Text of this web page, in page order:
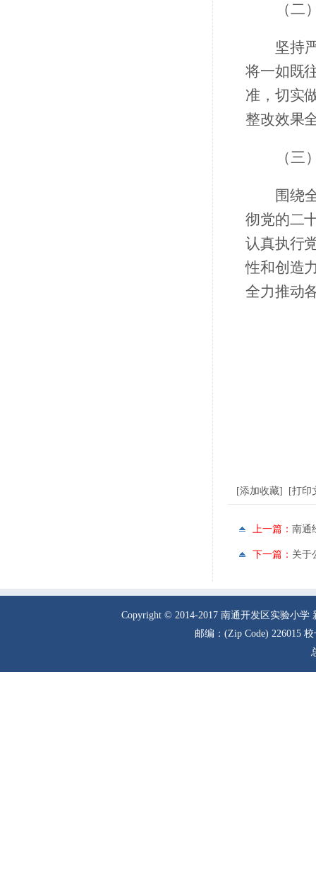
（二
坚持
将一如既
准，切实
整改效果
（三
围绕
彻党的二
认真执行
性和创造
全力推动
[添加收藏] [打印
上一篇： 南通
下一篇： 关于
Copyright © 2014-2017 南通开发区实验小
邮编：(Zip Code) 226015